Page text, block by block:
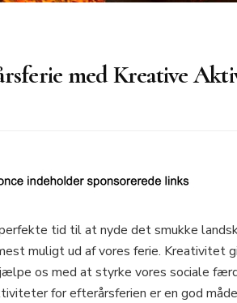
med Kreative
tid til at nyde det smukke
muligt ud af vores ferie. Kreativitet
os med at styrke vores sociale
for efterårsferien er en god